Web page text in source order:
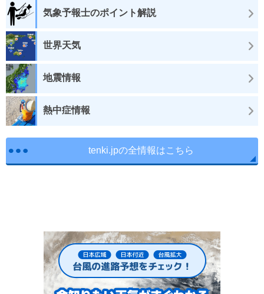
気象予報士のポイント解説
世界天気
地震情報
熱中症情報
tenki.jpの全情報はこちら